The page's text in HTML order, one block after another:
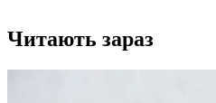
Читають зараз